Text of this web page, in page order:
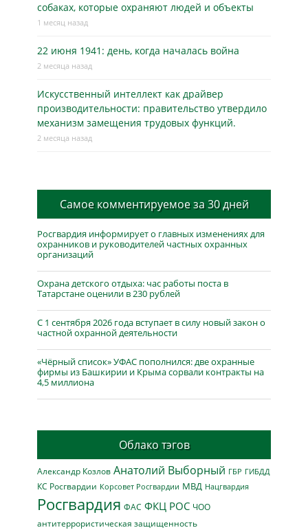
собаках, которые охраняют людей и объекты
1 месяц назад
22 июня 1941: день, когда началась война
2 месяца назад
Искусственный интеллект как драйвер
производительности: правительство утвердило
механизм замещения трудовых функций.
2 месяца назад
Самое комментируемое за 30 дней
Росгвардия информирует о главных изменениях для
охранников и руководителей частных охранных
организаций
Охрана детского отдыха: час работы поста в
Татарстане оценили в 230 рублей
С 1 сентября 2026 года вступает в силу новый закон о
частной охранной деятельности
«Чёрный список» УФАС пополнился: две охранные
фирмы из Башкирии и Крыма сорвали контракты на
4,5 миллиона
Облако тэгов
Александр Козлов Анатолий Выборный ГБР ГИБДД
КС Росгвардии Корсовет Росгвардии МВД Нацгвардия
Росгвардия ФАС ФКЦ РОС ЧОО
антитеррористическая защищенность